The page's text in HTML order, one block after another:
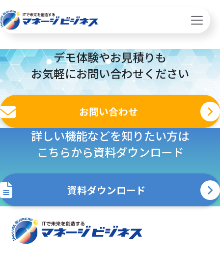
デモ体験やお見積りも
お気軽にお問い合わせください
お問い合わせ
詳しい機能などを知りたい方は
こちらから資料ダウンロード
資料ダウンロード